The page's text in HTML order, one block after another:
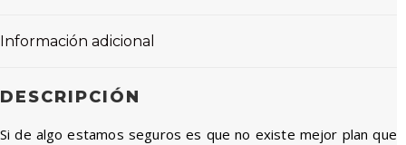
Información adicional
DESCRIPCIÓN
Si de algo estamos seguros es que no existe mejor plan que